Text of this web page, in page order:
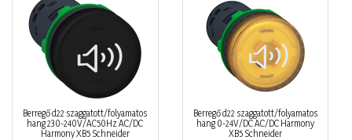
Berregő d22 szaggatott/folyamatos
hang 230-240V/AC50Hz AC/DC
Harmony XB5 Schneider
Berregő d22 szaggatott/folyamatos
hang 0-24V/DC AC/DC Harmony
XB5 Schneider